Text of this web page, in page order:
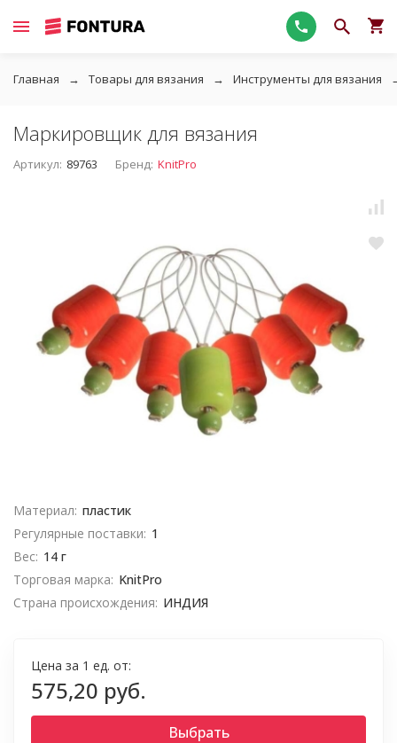
Главная Товары для вязания Инструменты для вязания
Маркировщик для вязания
Артикул: 89763 Бренд: KnitPro
Материал: пластик
Регулярные поставки: 1
Вес: 14 г
Торговая марка: KnitPro
Страна происхождения: ИНДИЯ
Цена за 1 ед. от:
575,20 руб.
Выбрать